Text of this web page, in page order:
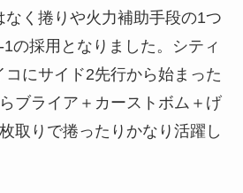
く捲りや火力補助手段の1つ
の採用となりました。シティ
コにサイド2先行から始まった
ブライア＋カーストボム＋げ
取りで捲ったりかなり活躍し